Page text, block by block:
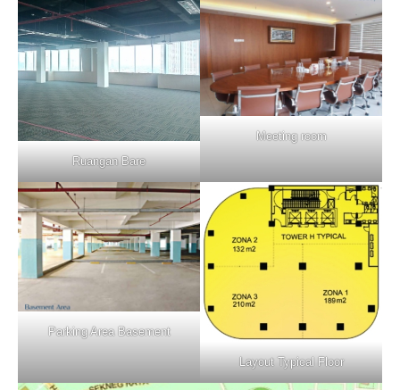
Ruangan Bare
Meeting room
Parking Area Basement
Layout Typical Floor